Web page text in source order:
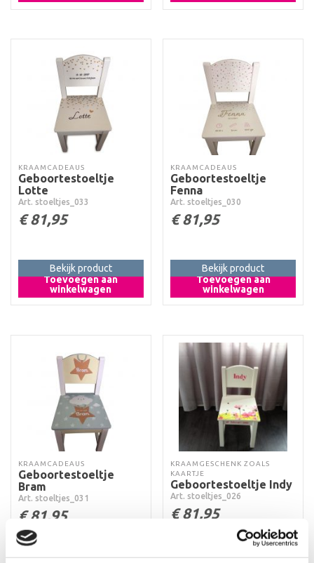
KRAAMCADEAUS
Geboortestoeltje
Lotte
Art. stoeltjes_033
€81,95
Toevoegen aan
winkelwagen
Bekijk product
KRAAMCADEAUS
Geboortestoeltje
Fenna
Art. stoeltjes_030
€81,95
Toevoegen aan
winkelwagen
Bekijk product
KRAAMCADEAUS
Geboortestoeltje
Bram
Art. stoeltjes_031
€81,95
KRAAMGESCHENK ZOALS
KAARTJE
Geboortestoeltje Indy
Art. stoeltjes_026
€81,95